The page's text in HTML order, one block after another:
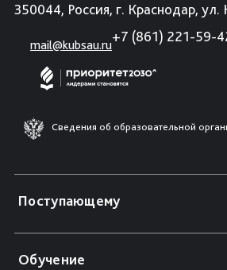
350044, Россия, г. Краснодар, ул.
mail@kubsau.ru
+7 (861) 221-59-
Сведения об образовательной
Поступающему
Обучение